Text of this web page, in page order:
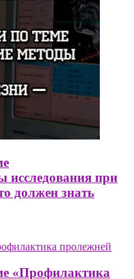
исследования при
должен знать
«Профилактика